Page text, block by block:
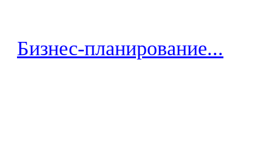
Бизнес-планирование...